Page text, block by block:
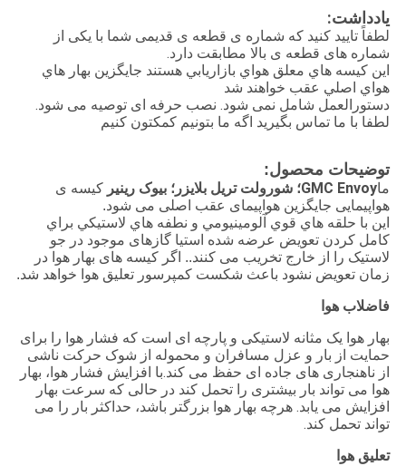
يادداشت:
لطفاً تایید کنید که شماره ی قطعه ی قدیمی شما با یکی از
شماره های قطعه ی بالا مطابقت دارد.
اين کيسه هاي معلق هواي بازاريابي هستند جايگزين بهار هاي
هواي اصلي عقب خواهند شد
دستورالعمل شامل نمی شود. نصب حرفه ای توصیه می شود.
لطفا با ما تماس بگيريد اگه ما بتونيم کمکتون کنيم
توضیحات محصول:
ماGMC Envoy؛ شورولت تریل بلایزر؛ بیوک رینیر
کیسه ی
هواپیمایی جایگزین هواپیمای عقب اصلی می شود.
اين با حلقه هاي قوي آلومينيومي و نطفه هاي لاستيکي براي
کامل کردن تعويض عرضه شده استیا گازهای موجود در جو
لاستیک را از خارج تخریب می کنند.. اگر کیسه های بهار هوا در
زمان تعویض نشود باعث شکست کمپرسور تعلیق هوا خواهد شد.
فاضلاب هوا
بهار هوا یک مثانه لاستیکی و پارچه ای است که فشار هوا را برای
حمایت از بار و عزل مسافران و محموله از شوک حرکت ناشی
از ناهنجاری های جاده ای حفظ می کند.با افزایش فشار هوا، بهار
هوا می تواند بار بیشتری را تحمل کند در حالی که سرعت بهار
افزایش می یابد. هرچه بهار هوا بزرگتر باشد، حداکثر بار را می
تواند تحمل کند.
تعلیق هوا